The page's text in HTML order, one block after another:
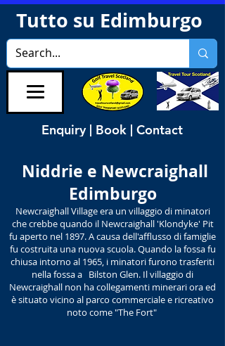
Tutto su Edimburgo
Enquiry | Book | Contact
Niddrie e Newcraighall
Edimburgo
Newcraighall Village era un villaggio di minatori
che crebbe quando il Newcraighall 'Klondyke' Pit
fu aperto nel 1897. A causa dell'afflusso di famiglie
fu costruita una nuova scuola. Quando la fossa fu
chiusa intorno al 1965, i minatori furono trasferiti
nella fossa a Bilston Glen. Il villaggio di
Newcraighall non ha collegamenti minerari ora ed
è situato vicino al parco commerciale e ricreativo
noto come "The Fort"